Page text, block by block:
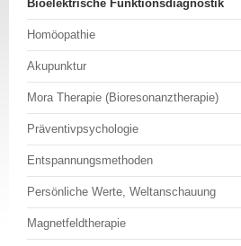
Bioelektrische Funktionsdiagnostik
Homöopathie
Akupunktur
Mora Therapie (Bioresonanztherapie)
Präventivpsychologie
Entspannungsmethoden
Persönliche Werte, Weltanschauung
Magnetfeldtherapie